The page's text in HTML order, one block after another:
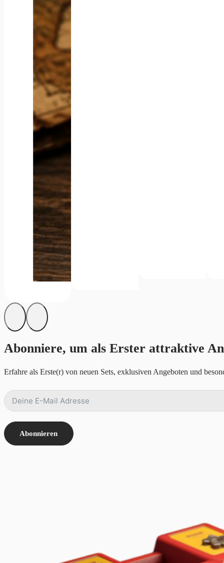
Abonniere, um als Erster attraktive
Erfahre als Erste(r) von neuen Sets, exklusiven Angeboten und
Abonnieren